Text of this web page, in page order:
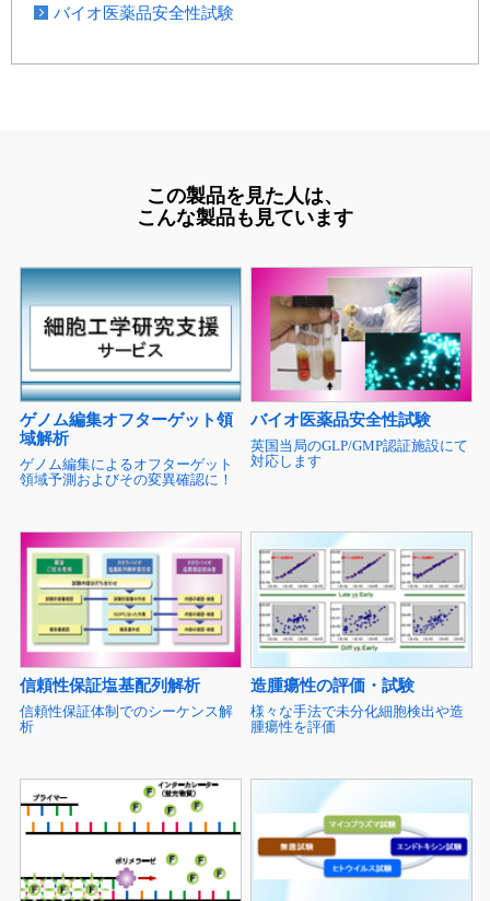
バイオ医薬品安全性試験
この製品を見た人は、
こんな製品も見ています
ゲノム編集オフターゲット領
域解析
ゲノム編集によるオフターゲット
領域予測およびその変異確認に！
バイオ医薬品安全性試験
英国当局のGLP/GMP認証施設にて
対応します
信頼性保証塩基配列解析
信頼性保証体制でのシーケンス解
析
造腫瘍性の評価・試験
様々な手法で未分化細胞検出や造
腫瘍性を評価